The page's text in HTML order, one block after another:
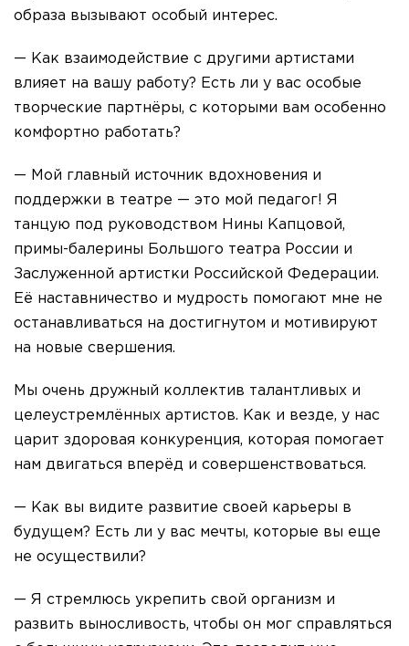
образа вызывают особый интерес.
— Как взаимодействие с другими артистами
влияет на вашу работу? Есть ли у вас особые
творческие партнёры, с которыми вам особенно
комфортно работать?
— Мой главный источник вдохновения и
поддержки в театре — это мой педагог! Я
танцую под руководством Нины Капцовой,
примы-балерины Большого театра России и
Заслуженной артистки Российской Федерации.
Её наставничество и мудрость помогают мне не
останавливаться на достигнутом и мотивируют
на новые свершения.
Мы очень дружный коллектив талантливых и
целеустремлённых артистов. Как и везде, у нас
царит здоровая конкуренция, которая помогает
нам двигаться вперёд и совершенствоваться.
— Как вы видите развитие своей карьеры в
будущем? Есть ли у вас мечты, которые вы еще
не осуществили?
— Я стремлюсь укрепить свой организм и
развить выносливость, чтобы он мог справляться